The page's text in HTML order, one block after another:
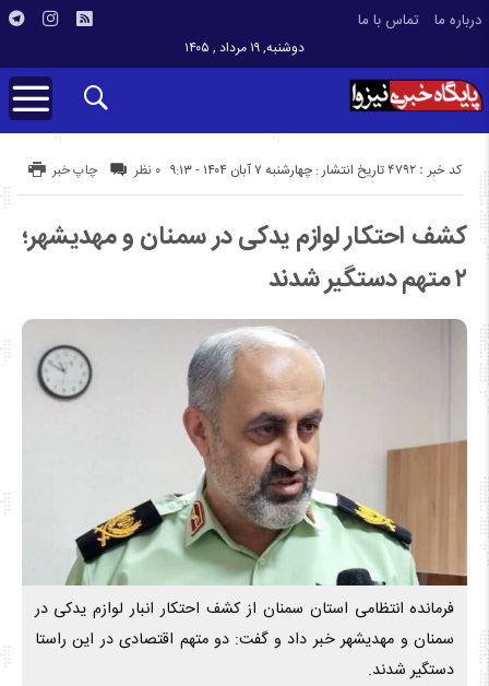
درباره ما تماس با ما
دوشنبه, ۱۹ مرداد , ۱۴۰۵
تاریخ انتشار : چهارشنبه ۷ آبان ۱۴۰۴ - ۹:۱۳ کد خبر : 4792 چاپ خبر ۰ نظر
کشف احتکار لوازم یدکی در سمنان و مهدیشهر؛
۲ متهم دستگیر شدند
فرمانده انتظامی استان سمنان از کشف احتکار انبار لوازم یدکی در
سمنان و مهدیشهر خبر داد و گفت: دو متهم اقتصادی در این راستا
دستگیر شدند.